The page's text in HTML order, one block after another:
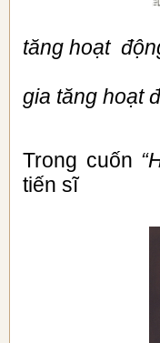
Vỏ não
tăng hoạt
Vỏ não
gia tăng hoạt
Trong cuốn
tiến sĩ